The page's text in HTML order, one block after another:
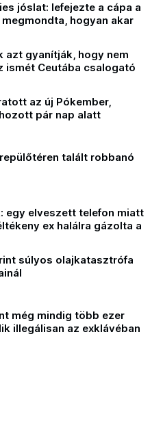
jóslat: lefejezte a cápa a
hogyan akar
azt gyanítják, hogy nem
ismét Ceutába csalogató
az új Pókember,
pár nap alatt
talált robbanó
egy elveszett telefon miatt
ex halálra gázolta a
súlyos olajkatasztrófa
még mindig több ezer
illegálisan az exklávéban